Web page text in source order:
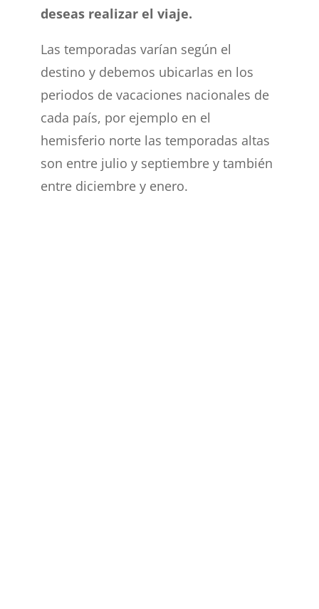
deseas realizar el viaje.
Las temporadas varían según el
destino y debemos ubicarlas en los
periodos de vacaciones nacionales de
cada país, por ejemplo en el
hemisferio norte las temporadas altas
son entre julio y septiembre y también
entre diciembre y enero.